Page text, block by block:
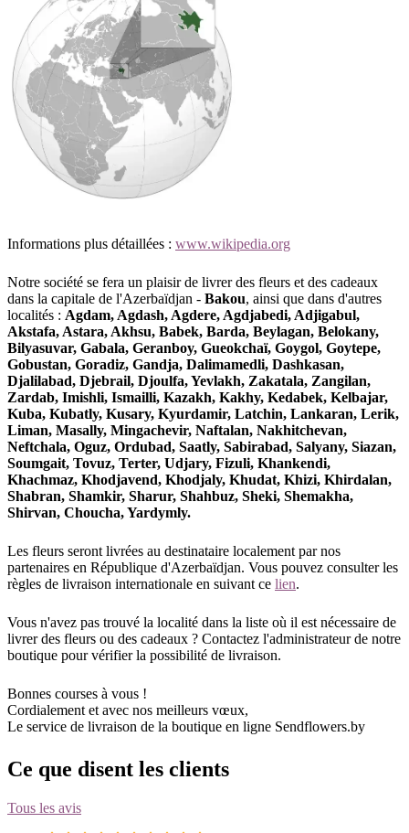
Informations plus détaillées : www.wikipedia.org
Notre société se fera un plaisir de livrer des fleurs et des cadeaux
dans la capitale de l'Azerbaïdjan - Bakou, ainsi que dans d'autres
localités : Agdam, Agdash, Agdere, Agdjabedi, Adjigabul,
Akstafa, Astara, Akhsu, Babek, Barda, Beylagan, Belokany,
Bilyasuvar, Gabala, Geranboy, Gueokchaï, Goygol, Goytepe,
Gobustan, Goradiz, Gandja, Dalimamedli, Dashkasan,
Djalilabad, Djebrail, Djoulfa, Yevlakh, Zakatala, Zangilan,
Zardab, Imishli, Ismailli, Kazakh, Kakhy, Kedabek, Kelbajar,
Kuba, Kubatly, Kusary, Kyurdamir, Latchin, Lankaran, Lerik,
Liman, Masally, Mingachevir, Naftalan, Nakhitchevan,
Neftchala, Oguz, Ordubad, Saatly, Sabirabad, Salyany, Siazan,
Soumgait, Tovuz, Terter, Udjary, Fizuli, Khankendi,
Khachmaz, Khodjavend, Khodjaly, Khudat, Khizi, Khirdalan,
Shabran, Shamkir, Sharur, Shahbuz, Sheki, Shemakha,
Shirvan, Choucha, Yardymly.
Les fleurs seront livrées au destinataire localement par nos
partenaires en République d'Azerbaïdjan. Vous pouvez consulter les
règles de livraison internationale en suivant ce lien.
Vous n'avez pas trouvé la localité dans la liste où il est nécessaire de
livrer des fleurs ou des cadeaux ? Contactez l'administrateur de notre
boutique pour vérifier la possibilité de livraison.
Bonnes courses à vous !
Cordialement et avec nos meilleurs vœux,
Le service de livraison de la boutique en ligne Sendflowers.by
Ce que disent les clients
Tous les avis